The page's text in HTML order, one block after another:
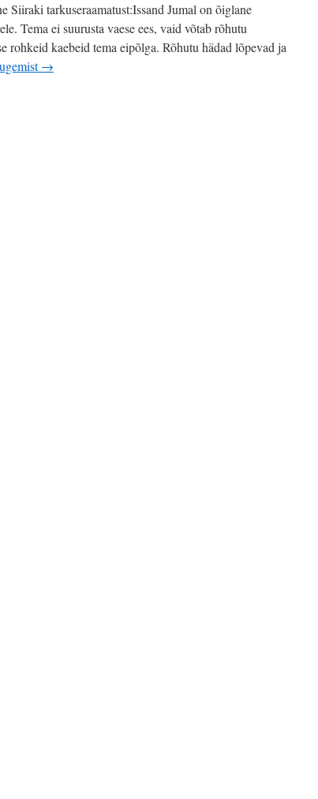
tarkuseraamatust:Issand Jumal on õiglane
Tema ei suurusta vaese ees, vaid võtab rõhutu
rohkeid kaebeid tema eipõlga. Rõhutu hädad lõpevad ja
→